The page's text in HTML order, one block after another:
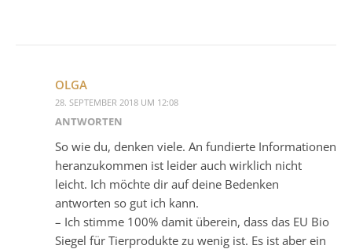
OLGA
28. SEPTEMBER 2018 UM 12:08
ANTWORTEN
So wie du, denken viele. An fundierte Informationen
heranzukommen ist leider auch wirklich nicht
leicht. Ich möchte dir auf deine Bedenken
antworten so gut ich kann.
– Ich stimme 100% damit überein, dass das EU Bio
Siegel für Tierprodukte zu wenig ist. Es ist aber ein